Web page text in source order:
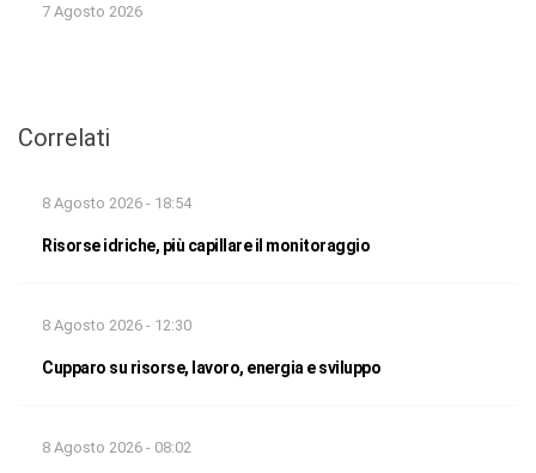
7 Agosto 2026
Correlati
8 Agosto 2026 - 18:54
Risorse idriche, più capillare il monitoraggio
8 Agosto 2026 - 12:30
Cupparo su risorse, lavoro, energia e sviluppo
8 Agosto 2026 - 08:02